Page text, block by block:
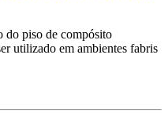
do piso de compósito
utilizado em ambientes fabris